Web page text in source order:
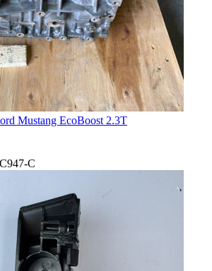
Mustang EcoBoost 2.3T
C